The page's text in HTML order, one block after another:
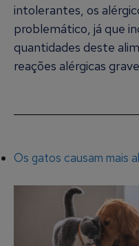
intolerantes, os
problemático, já que
quantidades deste
reações alérgicas
Os gatos causam mais